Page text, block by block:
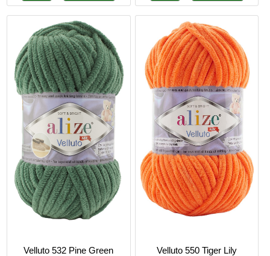
Velluto 532 Pine Green Velluto 550 Tiger Lily